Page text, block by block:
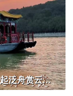
北京多家市属公园延时开放游船，一起泛舟赏云霞！